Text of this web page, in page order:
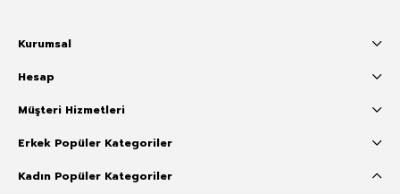
Kurumsal
Hesap
Müşteri Hizmetleri
Erkek Popüler Kategoriler
Kadın Popüler Kategoriler